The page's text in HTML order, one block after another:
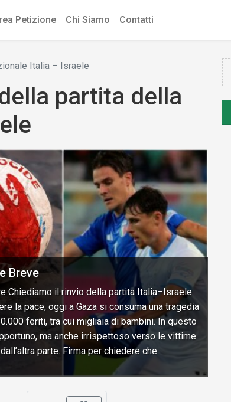
Petizione Chi Siamo Contatti
Italia – Israele
partita della
Breve
Chiediamo il rinvio della partita Italia–Israele
la pace, oggi a Gaza si consuma una tragedia
feriti, tra cui migliaia di bambini. In questo
ma anche irrispettoso verso le vittime
parte. Firma per chiedere che